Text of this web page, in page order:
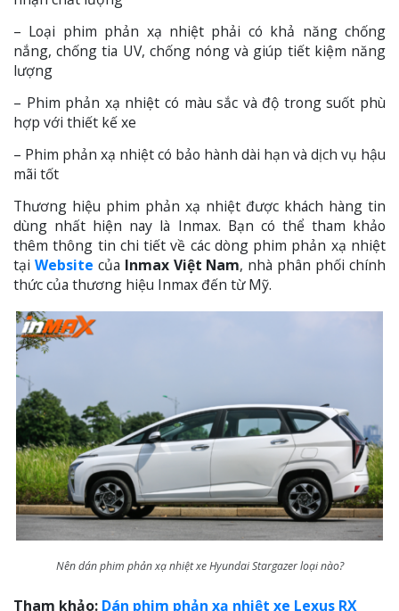
– Loại phim phản xạ nhiệt phải có khả năng chống
nắng, chống tia UV, chống nóng và giúp tiết kiệm năng
lượng
– Phim phản xạ nhiệt có màu sắc và độ trong suốt phù
hợp với thiết kế xe
– Phim phản xạ nhiệt có bảo hành dài hạn và dịch vụ hậu
mãi tốt
Thương hiệu phim phản xạ nhiệt được khách hàng tin
dùng nhất hiện nay là Inmax. Bạn có thể tham khảo
thêm thông tin chi tiết về các dòng phim phản xạ nhiệt
tại Website của Inmax Việt Nam, nhà phân phối chính
thức của thương hiệu Inmax đến từ Mỹ.
Nên dán phim phản xạ nhiệt xe Hyundai Stargazer loại nào?
Tham khảo: Dán phim phản xạ nhiệt xe Lexus RX